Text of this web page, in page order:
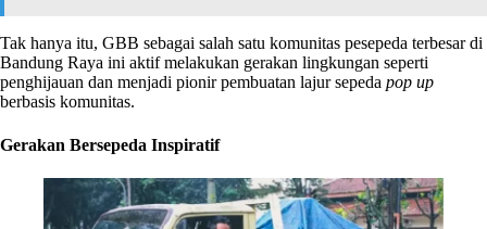
Tak hanya itu, GBB sebagai salah satu komunitas pesepeda terbesar di
Bandung Raya ini aktif melakukan gerakan lingkungan seperti
penghijauan dan menjadi pionir pembuatan lajur sepeda pop up
berbasis komunitas.
Gerakan Bersepeda Inspiratif